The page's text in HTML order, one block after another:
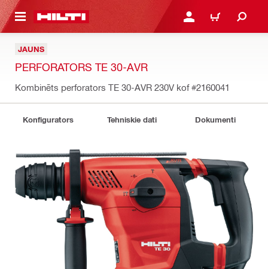
SATURU PIESLĒGTIES VAI
IEPIRKŠANĀS
JAUNS
PERFORATORS TE 30-AVR
Kombinēts perforators TE 30-AVR 230V kof#2160041
Konfigurators Tehniskie dati Dokumenti